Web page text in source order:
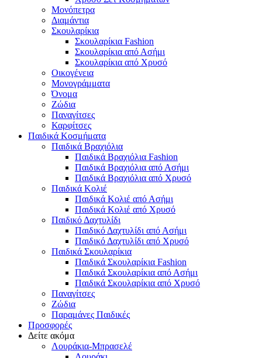
Μονόπετρα
Διαμάντια
Σκουλαρίκια
Σκουλαρίκια Fashion
Σκουλαρίκια από Ασήμι
Σκουλαρίκια από Χρυσό
Οικογένεια
Μονογράμματα
Όνομα
Ζώδια
Παναγίτσες
Καρφίτσες
Παιδικά Κοσμήματα
Παιδικά Βραχιόλια
Παιδικά Βραχιόλια Fashion
Παιδικά Βραχιόλια από Ασήμι
Παιδικά Βραχιόλια από Χρυσό
Παιδικά Κολιέ
Παιδικά Κολιέ από Ασήμι
Παιδικά Κολιέ από Χρυσό
Παιδικό Δαχτυλίδι
Παιδικό Δαχτυλίδι από Ασήμι
Παιδικό Δαχτυλίδι από Χρυσό
Παιδικά Σκουλαρίκια
Παιδικά Σκουλαρίκια Fashion
Παιδικά Σκουλαρίκια από Ασήμι
Παιδικά Σκουλαρίκια από Χρυσό
Παναγίτσες
Ζώδια
Παραμάνες Παιδικές
Προσφορές
Δείτε ακόμα
Λουράκια-Μπρασελέ